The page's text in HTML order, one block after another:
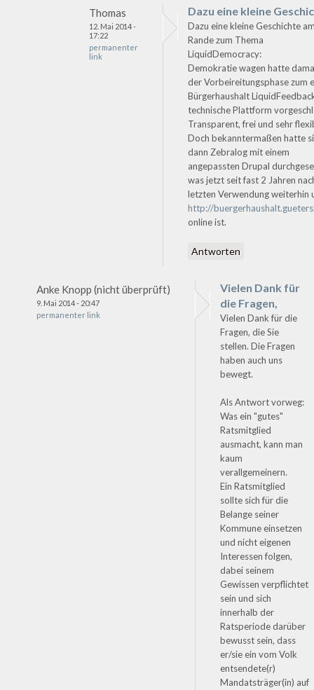
Thomas
12. Mai 2014 -
17:22
permanenter
link
Dazu eine kleine
Dazu eine kleine Geschichte
Rande zum Thema
LiquidDemocracy:
Demokratie wagen hatte
der Vorbeireitungsphase zum
Bürgerhaushalt
technische Plattform
Transparent, frei und sehr
Doch bekanntermaßen hatte
dann Zebralog mit einem
angepassten Drupal
was jetzt seit fast 2 Jahren
letzten Verwendung weiterhin
http://
online ist.
Antworten
Anke Knopp (nicht überprüft)
9. Mai 2014 - 20:47
permanenter link
Vielen Dank für
die Fragen,
Vielen Dank für die
Fragen, die Sie
stellen. Die Fragen
haben auch uns
bewegt.
Als Antwort vorweg:
Was ein "gutes"
Ratsmitglied
ausmacht, kann man
kaum
verallgemeinern.
Ein Ratsmitglied
sollte sich für die
Belange seiner
Kommune einsetzen
und nicht eigenen
Interessen folgen,
dabei seinem
Gewissen verpflichtet
sein und sich
innerhalb der
Ratsperiode darüber
bewusst sein, dass
er/sie ein vom Volk
entsendete(r)
Mandatsträger(in) auf